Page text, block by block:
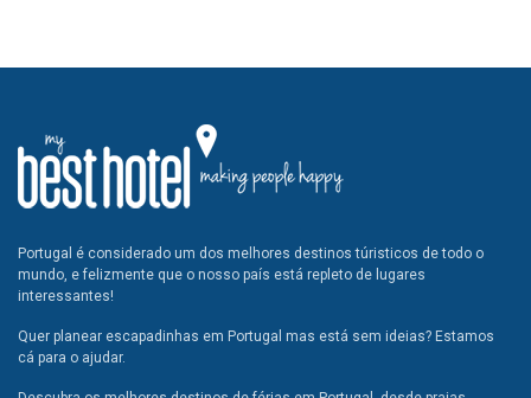
Portugal é considerado um dos melhores destinos túristicos de todo o
mundo, e felizmente que o nosso país está repleto de lugares
interessantes!
Quer planear escapadinhas em Portugal mas está sem ideias? Estamos
cá para o ajudar.